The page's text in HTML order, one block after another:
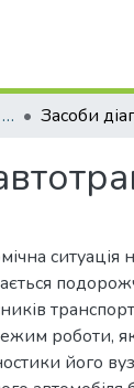
Кафедра Експлуатації та технічного сервісу машин
ситуація
роботи,
його